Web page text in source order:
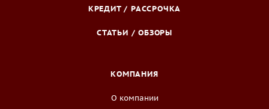
КРЕДИТ / РАССРОЧКА
СТАТЬИ / ОБЗОРЫ
КОМПАНИЯ
О компании